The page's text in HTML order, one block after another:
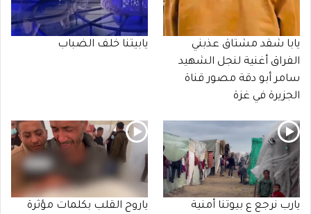
يابا شقد مشتاق عذبني
الفراق أغنية لنجل الشهيد
سامر أبو دقة مصور قناة
الجزيرة في غزة
يابيتنا خلف الضباب
يارب نرجع ع بيوتنا أمنية
ياروح القلب بكلمات مؤثرة